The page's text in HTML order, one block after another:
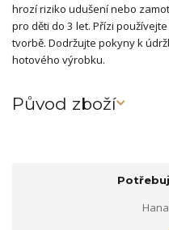
hrozí riziko udušení nebo
pro děti do 3 let. Přízi
tvorbě. Dodržujte pokyny k
hotového výrobku.
Původ zboží